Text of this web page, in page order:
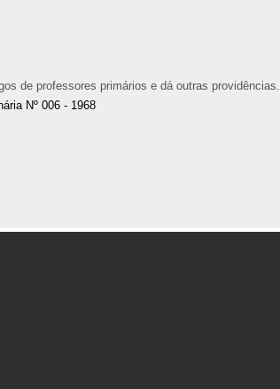
de professores primários e dá outras providências.
Nº 006 - 1968